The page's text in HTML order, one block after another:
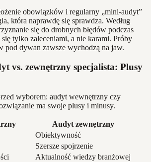
obowiązków i regularny „mini-audyt”
która naprawdę się sprawdza. Według
się do drobnych błędów podczas
tylko zaleceniami, a nie karami. Próby
pod dywan zawsze wychodzą na jaw.
vs. zewnętrzny specjalista: Plusy
wyborem: audyt wewnętrzny czy
ma swoje plusy i minusy.
Audyt zewnętrzny
Obiektywność
Szersze spojrzenie
Aktualność wiedzy branżowej